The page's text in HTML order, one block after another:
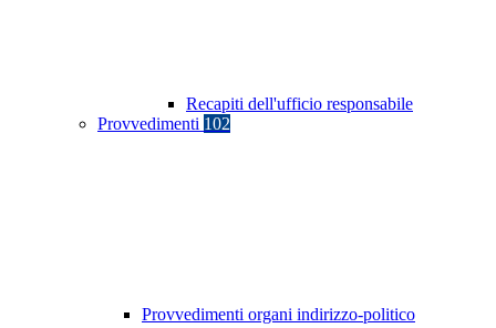
Recapiti dell'ufficio responsabile
Provvedimenti 102
Provvedimenti organi indirizzo-politico